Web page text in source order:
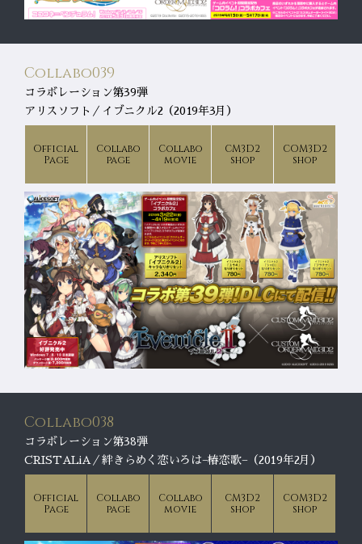
Collabo039
コラボレーション第39弾
アリスソフト／イブニクル2（2019年3月）
Official
Page
Collabo
page
Collabo
movie
CM3D2
shop
COM3D2
shop
Collabo038
コラボレーション第38弾
CRISTALiA／絆きらめく恋いろは−椿恋歌−（2019年2月）
Official
Page
Collabo
page
Collabo
movie
CM3D2
shop
COM3D2
shop